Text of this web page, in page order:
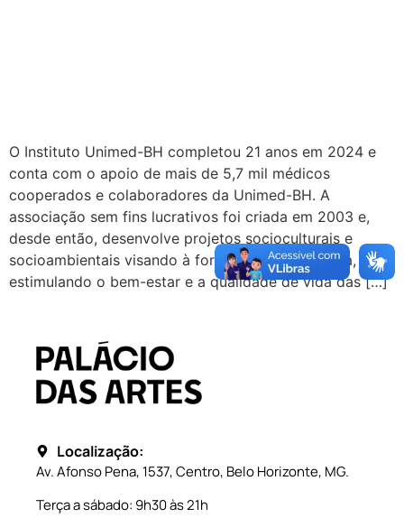
O Instituto Unimed-BH completou 21 anos em 2024 e
conta com o apoio de mais de 5,7 mil médicos
cooperados e colaboradores da Unimed-BH. A
associação sem fins lucrativos foi criada em 2003 e,
desde então, desenvolve projetos socioculturais e
socioambientais visando à formação da cidadania,
estimulando o bem-estar e a qualidade de vida das […]
Localização:
Av. Afonso Pena, 1537, Centro, Belo Horizonte, MG.
Terça a sábado: 9h30 às 21h